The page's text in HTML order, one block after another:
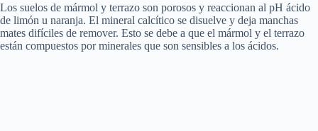
Los suelos de mármol y terrazo son porosos y reaccionan al pH ácido
de limón u naranja. El mineral calcítico se disuelve y deja manchas
mates difíciles de remover. Esto se debe a que el mármol y el terrazo
están compuestos por minerales que son sensibles a los ácidos.